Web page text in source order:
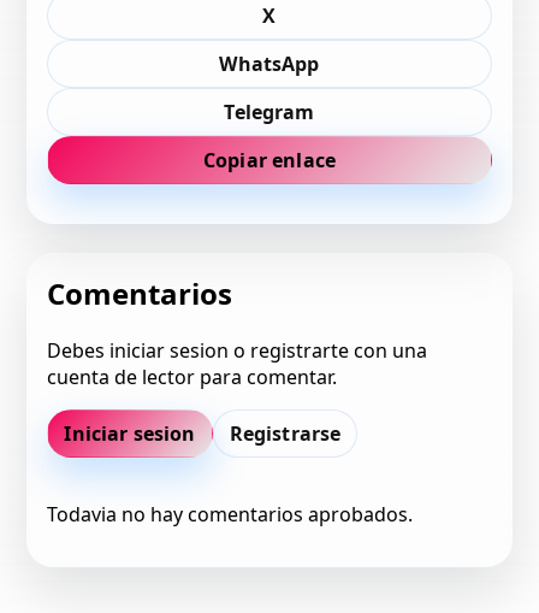
X
WhatsApp
Telegram
Copiar enlace
Comentarios
Debes iniciar sesion o registrarte con una
cuenta de lector para comentar.
Iniciar sesion Registrarse
Todavia no hay comentarios aprobados.